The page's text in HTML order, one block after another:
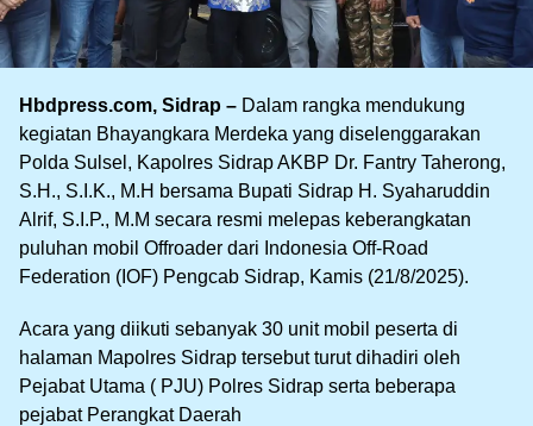
Hbdpress.com, Sidrap – Dalam rangka mendukung
kegiatan Bhayangkara Merdeka yang diselenggarakan
Polda Sulsel, Kapolres Sidrap AKBP Dr. Fantry Taherong,
S.H., S.I.K., M.H bersama Bupati Sidrap H. Syaharuddin
Alrif, S.I.P., M.M secara resmi melepas keberangkatan
puluhan mobil Offroader dari Indonesia Off-Road
Federation (IOF) Pengcab Sidrap, Kamis (21/8/2025).
Acara yang diikuti sebanyak 30 unit mobil peserta di
halaman Mapolres Sidrap tersebut turut dihadiri oleh
Pejabat Utama ( PJU) Polres Sidrap serta beberapa
pejabat Perangkat Daerah